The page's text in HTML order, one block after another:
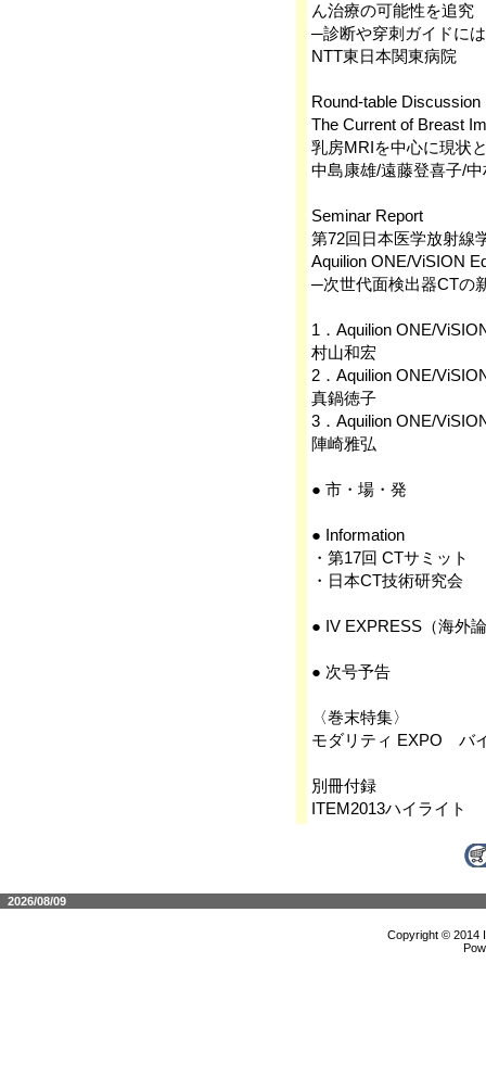
ん治療の可能性を追究
─診断や穿刺ガイドに
NTT東日本関東病院
Round-table Discussion
The Current of Breast
乳房MRIを中心に現状
中島康雄/遠藤登喜子/
Seminar Report
第72回日本医学放射線
Aquilion ONE/ViSION
─次世代面検出器CTの
1．‌Aquilion ONE/
村山和宏
2．Aquilion ONE/
真鍋徳子
3．‌Aquilion ONE/
陣崎雅弘
● 市・場・発
● Information
・第17回 CTサミット
・日本CT技術研究会
● IV EXPRESS（海外
● 次号予告
〈巻末特集〉
モダリティ EXPO バ
別冊付録
ITEM2013ハイライト
2026/08/09
Copyright © 2014